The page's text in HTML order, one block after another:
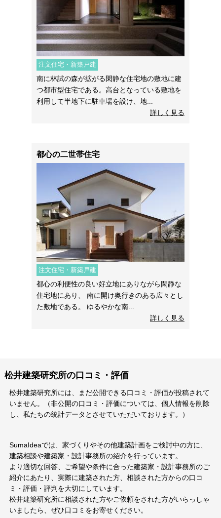
注文住宅・新築戸建
南に林試の森が拡がる閑静な住宅地の敷地に建
つ都市型住宅である。高台となっている敷地を
利用して半地下に駐車場を設け、地...
詳しく見る
都心の二世帯住宅
注文住宅・新築戸建
都心の利便性の良い好立地にありながら閑静な
住宅地にあり、 南に開け奥行きのある広々とし
た敷地である。 ゆるやかな南...
詳しく見る
松井建築研究所の口コミ・評価
松井建築研究所には、まだ公開できる口コミ・評価が投稿されて
いません。（非公開の口コミ・評価については、個人情報を削除
し、私たちの統計データとさせていただいております。）
SumaIdeaでは、家づくりやその他建築計画をご検討中の方に、
建築相談や建築家・設計事務所の紹介を行っています。
より適切な回答、ご希望や条件に合った建築家・設計事務所のご
紹介にあたり、実際に建築された方、相談された方からの口コ
ミ・評価・評判を大切にしています。
松井建築研究所に相談された方やご依頼をされた方がいらっしゃ
いましたら、ぜひ口コミをお寄せください。